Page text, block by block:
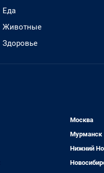
Еда
Животные
Здоровье
Москва
Мурманск
Нижний